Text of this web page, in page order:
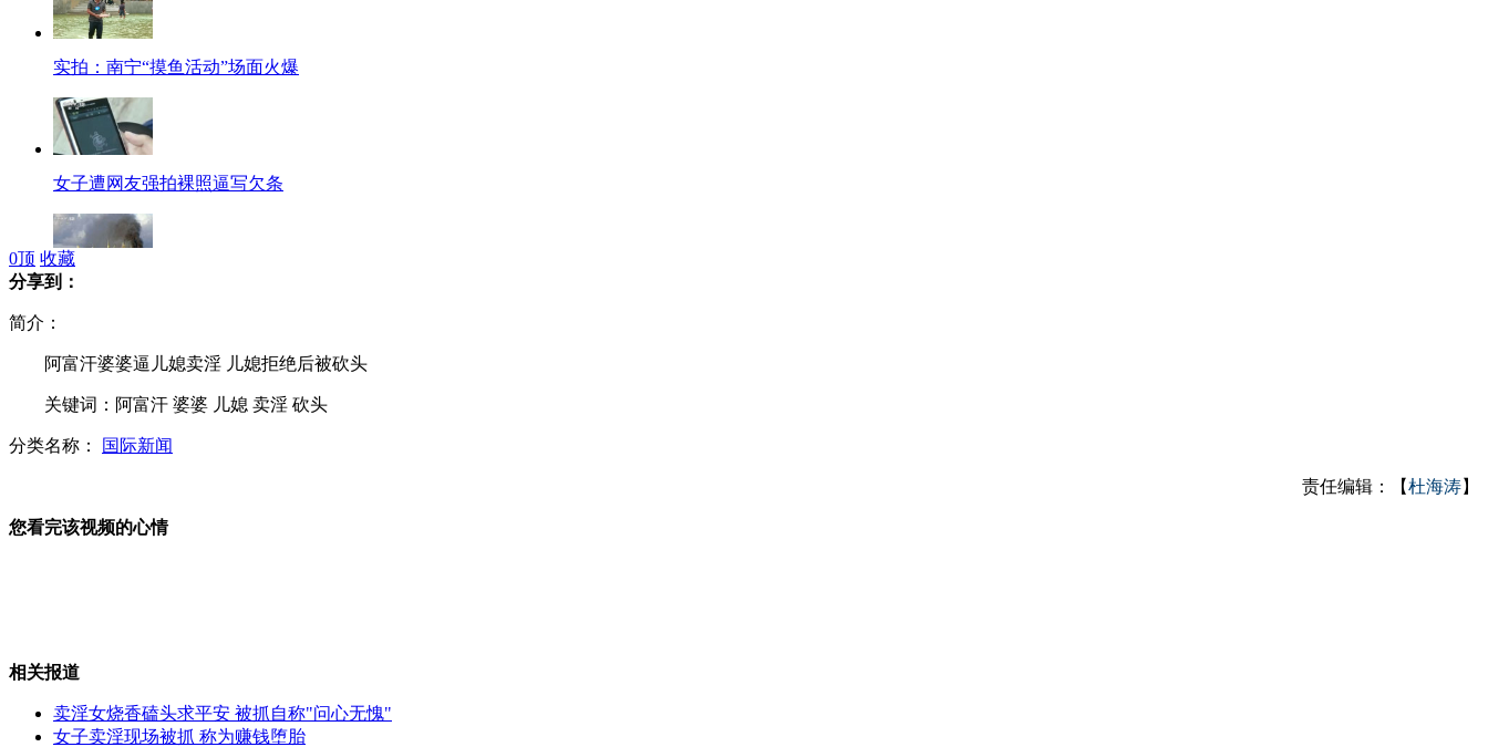
实拍：南宁“摸鱼活动”场面火爆
女子遭网友强拍裸照逼写欠条
盗窃团伙开高档车偷走百斤重保险柜
手机“摇一摇” 摇出卖淫女
0顶 收藏
分享到：
简介：
阿富汗婆婆逼儿媳卖淫 儿媳拒绝后被砍头
关键词：阿富汗 婆婆 儿媳 卖淫 砍头
分类名称： 国际新闻
责任编辑：【杜海涛】
您看完该视频的心情
相关报道
卖淫女烧香磕头求平安 被抓自称"问心无愧"
女子卖淫现场被抓 称为赚钱堕胎